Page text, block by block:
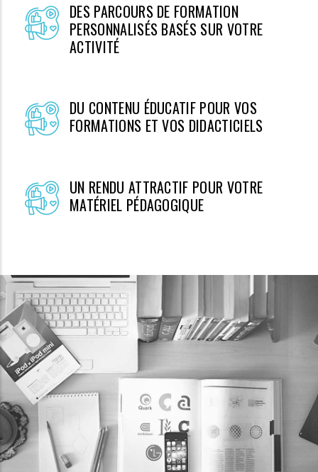
DES PARCOURS DE FORMATION
PERSONNALISÉS BASÉS SUR VOTRE
ACTIVITÉ
DU CONTENU ÉDUCATIF POUR VOS
FORMATIONS ET VOS DIDACTICIELS
UN RENDU ATTRACTIF POUR VOTRE
MATÉRIEL PÉDAGOGIQUE